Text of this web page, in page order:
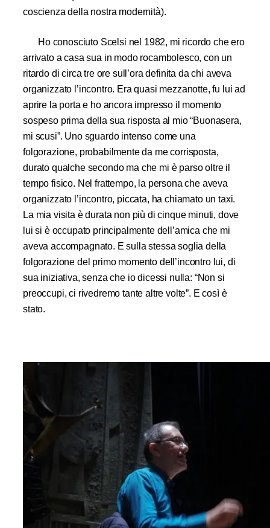
coscienza della nostra modernità).
Ho conosciuto Scelsi nel 1982, mi ricordo che ero
arrivato a casa sua in modo rocambolesco, con un
ritardo di circa tre ore sull’ora definita da chi aveva
organizzato l’incontro. Era quasi mezzanotte, fu lui ad
aprire la porta e ho ancora impresso il momento
sospeso prima della sua risposta al mio “Buonasera,
mi scusi”. Uno sguardo intenso come una
folgorazione, probabilmente da me corrisposta,
durato qualche secondo ma che mi è parso oltre il
tempo fisico. Nel frattempo, la persona che aveva
organizzato l’incontro, piccata, ha chiamato un taxi.
La mia visita è durata non più di cinque minuti, dove
lui si è occupato principalmente dell’amica che mi
aveva accompagnato. E sulla stessa soglia della
folgorazione del primo momento dell’incontro lui, di
sua iniziativa, senza che io dicessi nulla: “Non si
preoccupi, ci rivedremo tante altre volte”. E così è
stato.